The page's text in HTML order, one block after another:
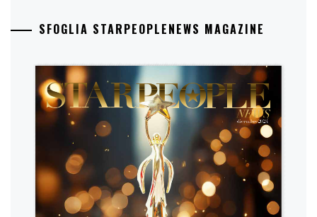
SFOGLIA STARPEOPLENEWS MAGAZINE